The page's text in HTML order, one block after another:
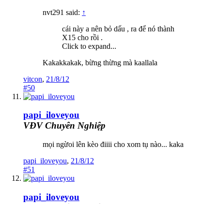
nvt291 said: ↑
cái này a nên bỏ dấu , ra để nó thành
X15 cho rồi .
Click to expand...
Kakakkakak, bừng thừng mà kaallala
vitcon, 21/8/12
#50
papi_iloveyou
VĐV Chuyên Nghiệp
mọi ngừoi lên kèo điiii cho xom tụ nào... kaka
papi_iloveyou, 21/8/12
#51
papi_iloveyou